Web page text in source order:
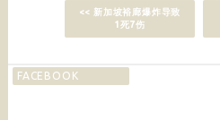
<< 新加坡裕廊爆炸导致
1死7伤
FACEBOOK